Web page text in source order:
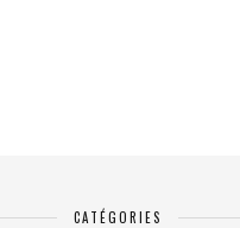
CATÉGORIES